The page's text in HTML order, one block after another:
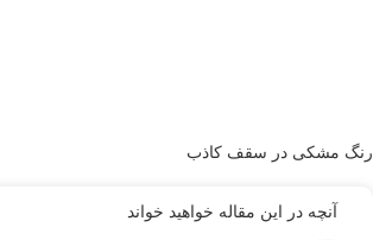
رنگ مشکی در سقف کاذب
آنچه در این مقاله خواهید خواند